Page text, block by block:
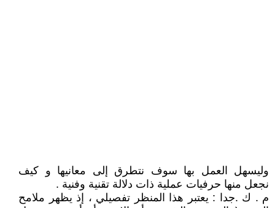
وليسهل العمل بها سوف نتطرق إلى معانيها و كيف
نجعل منها حرفيات عملية ذات دلالة تقنية وفنية .
م . ك .جدا : يعتبر هذا المنظر تفصيلي ، إذ يظهر ملامح